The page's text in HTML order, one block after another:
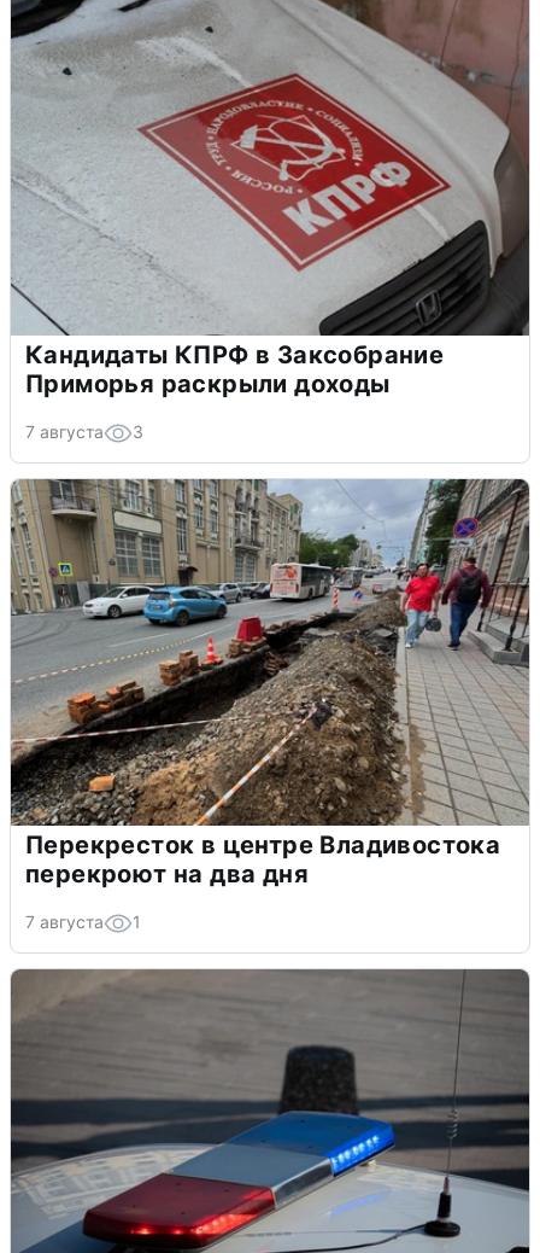
Кандидаты КПРФ в Заксобрание
Приморья раскрыли доходы
7 августа 3
Перекресток в центре Владивостока
перекроют на два дня
7 августа 1